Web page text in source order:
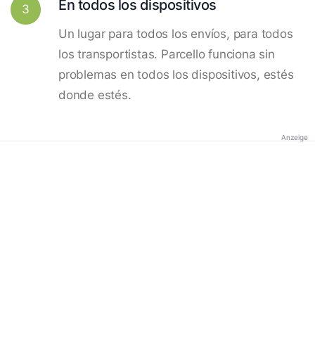
3 En todos los dispositivos
Un lugar para todos los envíos, para todos
los transportistas. Parcello funciona sin
problemas en todos los dispositivos, estés
donde estés.
Anzeige